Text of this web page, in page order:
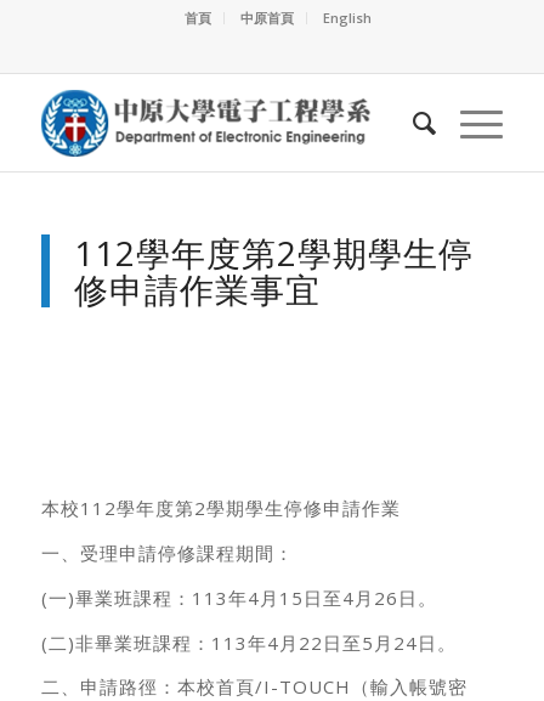
首頁 中原首頁 English
112學年度第2學期學生停
修申請作業事宜
本校112學年度第2學期學生停修申請作業
一、受理申請停修課程期間：
(一)畢業班課程：113年4月15日至4月26日。
(二)非畢業班課程：113年4月22日至5月24日。
二、申請路徑：本校首頁/I-TOUCH（輸入帳號密